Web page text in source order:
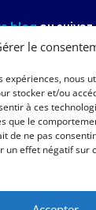
le
nous
stocker et/ou
à ces
que le
de ne pas
un effet négatif sur
blogou suivez
51 97